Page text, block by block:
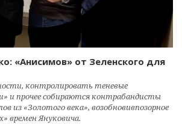
«Анисимов» от Зеленского для
контролировать теневые
и прочее собираются контрабандисты
из «Золотого века», возобновивпозорное
времен Януковича.